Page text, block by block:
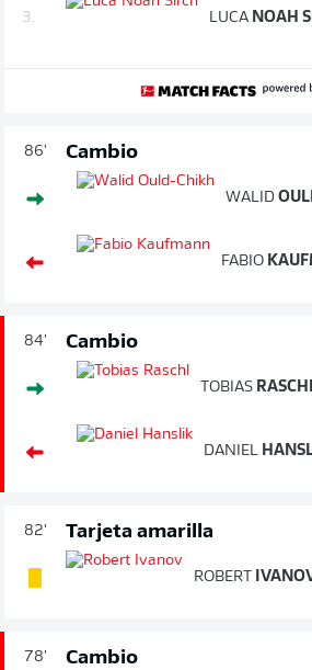
3. LUCA NOAH
86' Cambio
WALID
FABIO
84' Cambio
TOBIAS
DANIEL
82' Tarjeta amarilla
ROBERT
78' Cambio